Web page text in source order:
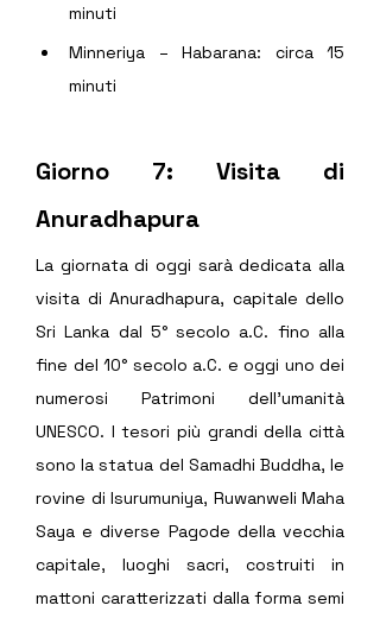
minuti
Minneriya – Habarana: circa 15
minuti
Giorno 7: Visita di
Anuradhapura
La giornata di oggi sarà dedicata alla
visita di Anuradhapura, capitale dello
Sri Lanka dal 5° secolo a.C. fino alla
fine del 10° secolo a.C. e oggi uno dei
numerosi Patrimoni dell’umanità
UNESCO. I tesori più grandi della città
sono la statua del Samadhi Buddha, le
rovine di Isurumuniya, Ruwanweli Maha
Saya e diverse Pagode della vecchia
capitale, luoghi sacri, costruiti in
mattoni caratterizzati dalla forma semi